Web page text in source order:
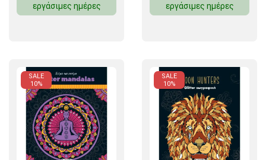
εργάσιμες ημέρες
εργάσιμες ημέρες
SALE
10%
SALE
10%